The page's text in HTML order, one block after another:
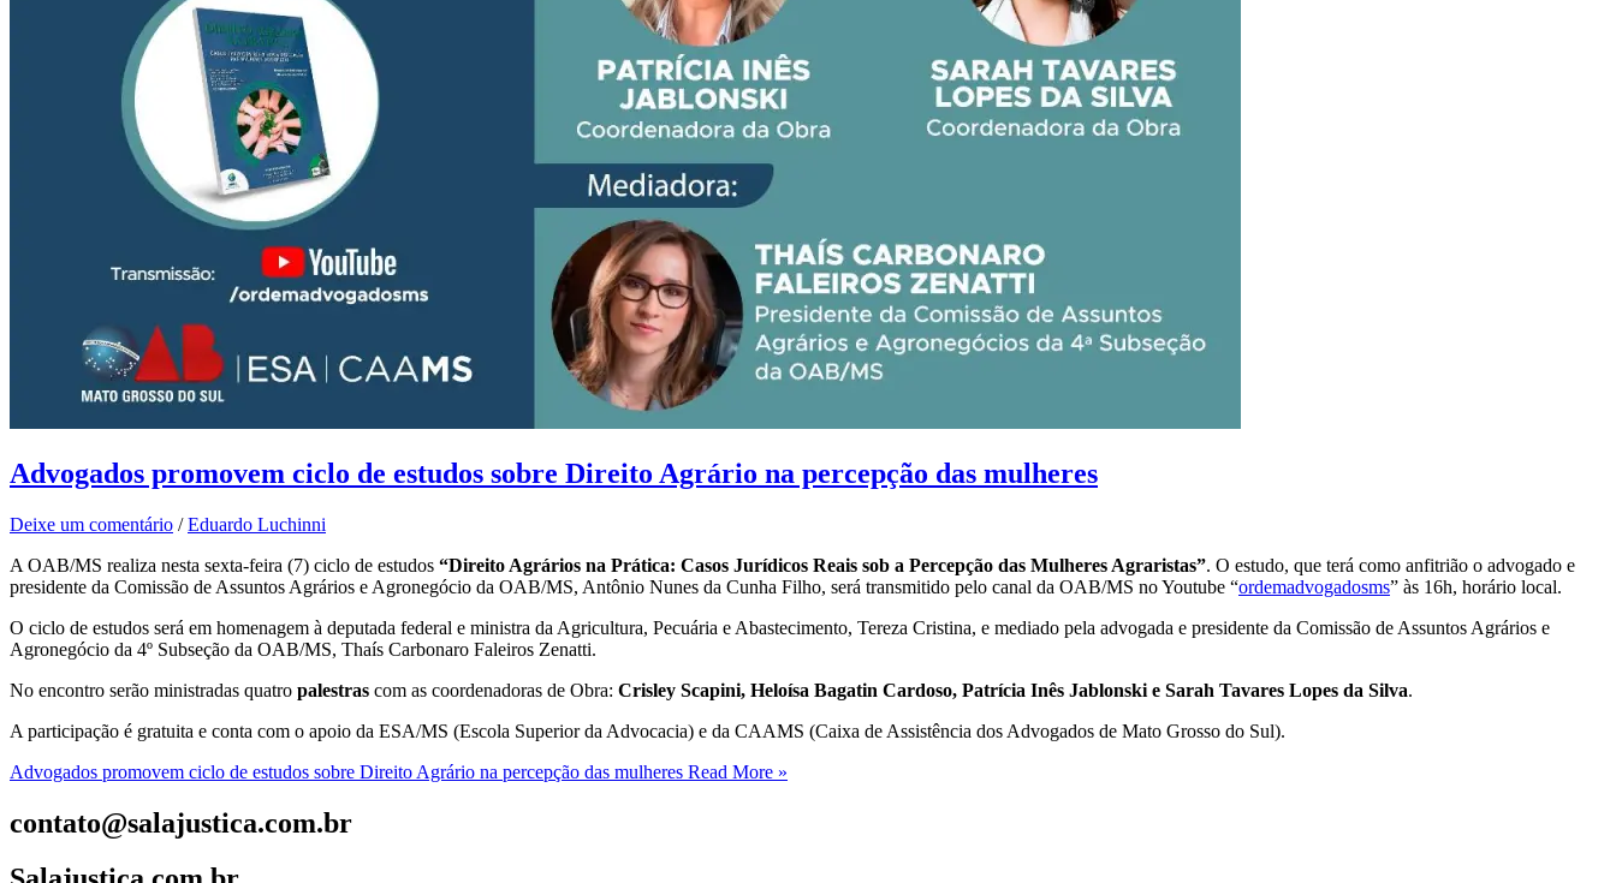
Advogados promovem ciclo de estudos sobre Direito Agrário na percepção das mulheres
Deixe um comentário /Eduardo Luchinni
A OAB/MS realiza nesta sexta-feira (7) ciclo de estudos “Direito Agrários na Prática: Casos Jurídicos Reais sob a Percepção das Mulheres Agraristas”. O estudo, que terá como anfitrião o advogado e
presidente da Comissão de Assuntos Agrários e Agronegócio da OAB/MS, Antônio Nunes da Cunha Filho, será transmitido pelo canal da OAB/MS no Youtube “ordemadvogadosms” às 16h, horário local.
O ciclo de estudos será em homenagem à deputada federal e ministra da Agricultura, Pecuária e Abastecimento, Tereza Cristina, e mediado pela advogada e presidente da Comissão de Assuntos Agrários e
Agronegócio da 4º Subseção da OAB/MS, Thaís Carbonaro Faleiros Zenatti.
No encontro serão ministradas quatro palestras com as coordenadoras de Obra: Crisley Scapini, Heloísa Bagatin Cardoso, Patrícia Inês Jablonski e Sarah Tavares Lopes da Silva.
A participação é gratuita e conta com o apoio da ESA/MS (Escola Superior da Advocacia) e da CAAMS (Caixa de Assistência dos Advogados de Mato Grosso do Sul).
Advogados promovem ciclo de estudos sobre Direito Agrário na percepção das mulheres Read More »
contato@salajustica.com.br